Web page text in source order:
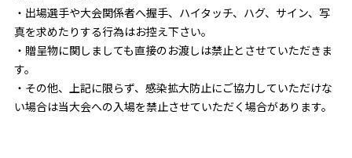
・出場選手や大会関係者へ握手、ハイタッチ、ハグ、サイン、写
真を求めたりする行為はお控え下さい。
・贈呈物に関しましても直接のお渡しは禁止とさせていただきま
す。
・その他、上記に限らず、感染拡大防止にご協力していただけな
い場合は当大会への⼊場を禁⽌させていただく場合があります。